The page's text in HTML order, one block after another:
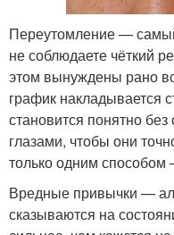
Переутомление —
не соблюдаете чёткий
этом вынуждены рано
график накладывается
становится понятно
глазами, чтобы они
только одним
Вредные привычки —
сказываются на